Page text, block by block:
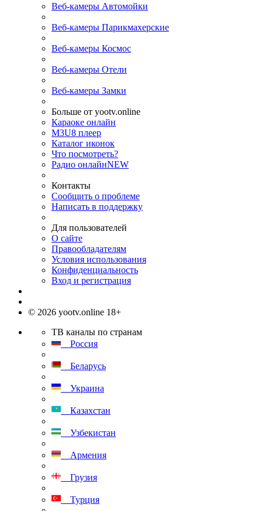
Веб-камеры Автомойки
Веб-камеры Парикмахерские
Веб-камеры Космос
Веб-камеры Отели
Веб-камеры Замки
Больше от yootv.online
Караоке онлайн
M3U8 плеер
Каталог иконок
Что посмотреть?
Радио онлайнNEW
Контакты
Сообщить о проблеме
Написать в поддержку
Для пользователей
О сайте
Правообладателям
Условия использования
Конфиденциальность
Вход и регистрация
© 2026 yootv.online 18+
ТВ каналы по странам
Россия
Беларусь
Украина
Казахстан
Узбекистан
Армения
Грузия
Турция